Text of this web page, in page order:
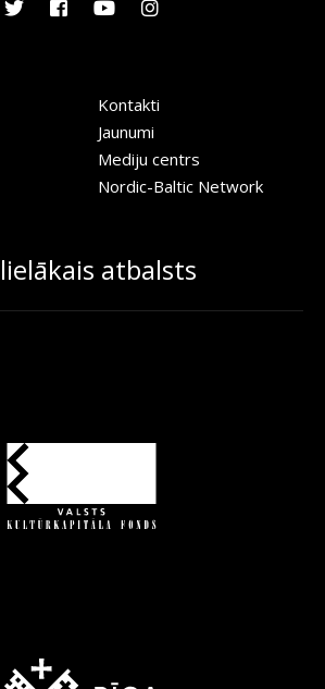
Kontakti
Jaunumi
Mediju centrs
Nordic-Baltic Network
atbalsts